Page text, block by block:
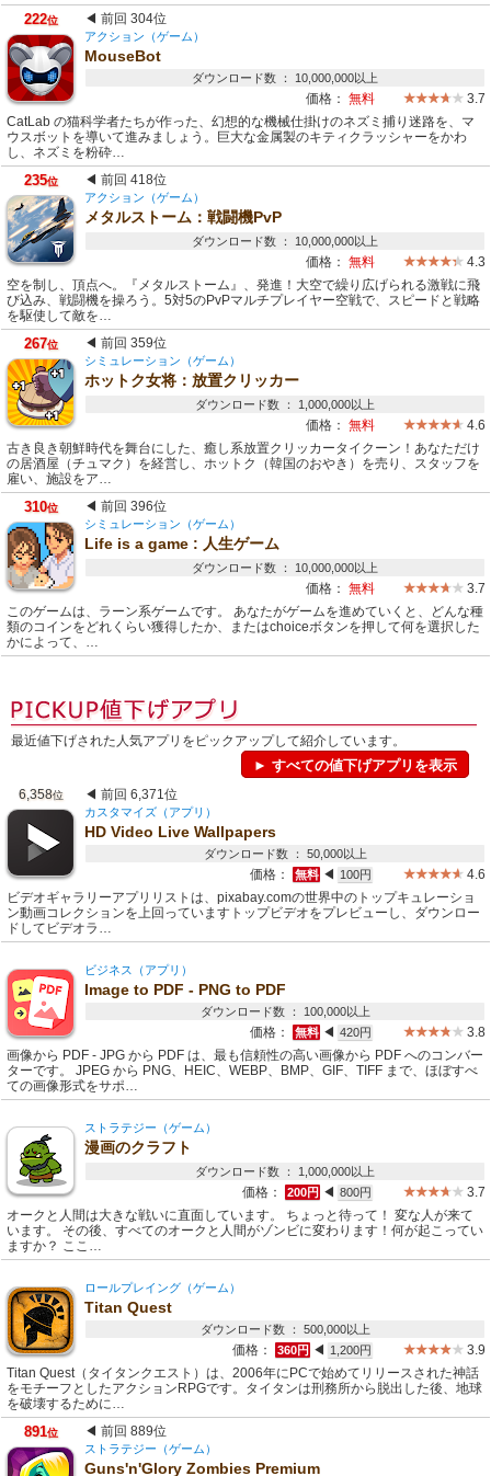
222位 ◀ 前回 304位
アクション（ゲーム）
MouseBot
ダウンロード数 ： 10,000,000以上
価格： 無料
3.7
CatLab の猫科学者たちが作った、幻想的な機械仕掛けのネズミ捕り迷路を、マ
ウスボットを導いて進みましょう。巨大な金属製のキティクラッシャーをかわ
し、ネズミを粉砕…
235位 ◀ 前回 418位
アクション（ゲーム）
メタルストーム：戦闘機PvP
ダウンロード数 ： 10,000,000以上
価格： 無料
4.3
空を制し、頂点へ。『メタルストーム』、発進！大空で繰り広げられる激戦に飛
び込み、戦闘機を操ろう。5対5のPvPマルチプレイヤー空戦で、スピードと戦略
を駆使して敵を…
267位 ◀ 前回 359位
シミュレーション（ゲーム）
ホットク女将：放置クリッカー
ダウンロード数 ： 1,000,000以上
価格： 無料
4.6
古き良き朝鮮時代を舞台にした、癒し系放置クリッカータイクーン！あなただけ
の居酒屋（チュマク）を経営し、ホットク（韓国のおやき）を売り、スタッフを
雇い、施設をア…
310位 ◀ 前回 396位
シミュレーション（ゲーム）
Life is a game : 人生ゲーム
ダウンロード数 ： 10,000,000以上
価格： 無料
3.7
このゲームは、ラーン系ゲームです。 あなたがゲームを進めていくと、どんな種
類のコインをどれくらい獲得したか、またはchoiceボタンを押して何を選択した
かによって、…
最近値下げされた人気アプリをピックアップして紹介しています。
► すべての値下げアプリを表示
6,358位 ◀ 前回 6,371位
カスタマイズ（アプリ）
HD Video Live Wallpapers
ダウンロード数 ： 50,000以上
価格： 無料 ◀ 100円
4.6
ビデオギャラリーアプリリストは、pixabay.comの世界中のトップキュレーショ
ン動画コレクションを上回っていますトップビデオをプレビューし、ダウンロー
ドしてビデオラ…
ビジネス（アプリ）
Image to PDF - PNG to PDF
ダウンロード数 ： 100,000以上
価格： 無料 ◀ 420円
3.8
画像から PDF - JPG から PDF は、最も信頼性の高い画像から PDF へのコンバー
ターです。 JPEG から PNG、HEIC、WEBP、BMP、GIF、TIFF まで、ほぼすべ
ての画像形式をサポ…
ストラテジー（ゲーム）
漫画のクラフト
ダウンロード数 ： 1,000,000以上
価格： 200円 ◀ 800円
3.7
オークと人間は大きな戦いに直面しています。 ちょっと待って！ 変な人が来て
います。 その後、すべてのオークと人間がゾンビに変わります！何が起こってい
ますか？ ここ…
ロールプレイング（ゲーム）
Titan Quest
ダウンロード数 ： 500,000以上
価格： 360円 ◀ 1,200円
3.9
Titan Quest（タイタンクエスト）は、2006年にPCで始めてリリースされた神話
をモチーフとしたアクションRPGです。タイタンは刑務所から脱出した後、地球
を破壊するために…
891位 ◀ 前回 889位
ストラテジー（ゲーム）
Guns'n'Glory Zombies Premium